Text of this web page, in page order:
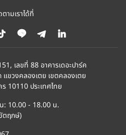
ามเราได้ที่
เลขที่ 88 อาคารเดอะปาร์ค
แขวงคลองเตย เขตคลองเตย
10110 ประเทศไทย
: 10.00 - 18.00 น.
ตฤกษ์)